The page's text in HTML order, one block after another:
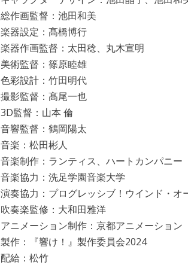
総作画監督：池田和美
楽器設定：髙橋博行
楽器作画監督：太田稔、丸木宣明
美術監督：篠原睦雄
色彩設計：竹田明代
撮影監督：髙尾一也
3D監督：山本 倫
音響監督：鶴岡陽太
音楽：松田彬人
音楽制作：ランティス、ハートカンパニー
音楽協力：洗足学園音楽大学
演奏協力：プログレッシブ！ウインド・オ
吹奏楽監修：大和田雅洋
アニメーション制作：京都アニメーション
製作：『響け！』製作委員会2024
配給：松竹